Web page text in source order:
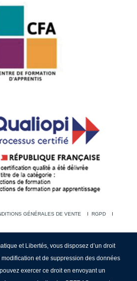
GÉNÉRALES DE VENTE I RGPD I
et Libertés, vous disposez d’un droit
modification et de suppression des données
exercer ce droit en envoyant un